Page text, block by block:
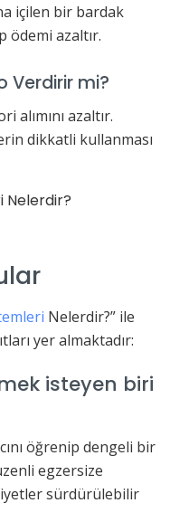
içilen bir bardak
ödemi azaltır.
Verdirir mi?
alımını azaltır.
dikkatli kullanması
Nelerdir?” ile
yer almaktadır:
isteyen biri
öğrenip dengeli bir
egzersize
sürdürülebilir